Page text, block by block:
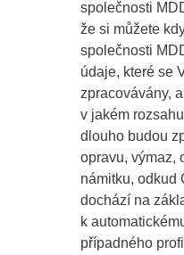
společnosti
že si můžete
společnosti
údaje, které se
zpracovávány,
v jakém
dlouho budou
opravu, výmaz,
námitku, odkud
dochází na
k
případného